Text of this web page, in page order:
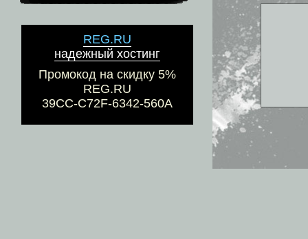
REG.RU
надежный хостинг
Промокод на скидку 5%
REG.RU
39CC-C72F-6342-560A